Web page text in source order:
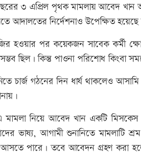
৩ এপ্রিল পৃথক মামলায় আবেদ
আদালতের নির্দেশনাও উপেক্ষিত
হওয়ার পর কয়েকজন সাবেক কর্মী
ছিল। কিন্তু পাওনা পরিশোধ কিংবা
চার্জ গঠনের দিন ধার্য থাকলেও
নিয়ে আবেদ খান একটি
ভাষ্য, আগামী শুনানিতে মামলাটি
আসতে পারে। তবে আবেদন গ্রহণ করা